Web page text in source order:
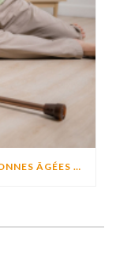
PRÉVENIR LES CHUTES CHEZ LES PERSONNES ÂGÉES À DOMICILE : CAUSES, RISQUES ET SOLUTIONS EFFICACES